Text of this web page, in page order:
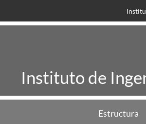
Instituto de
Estructura